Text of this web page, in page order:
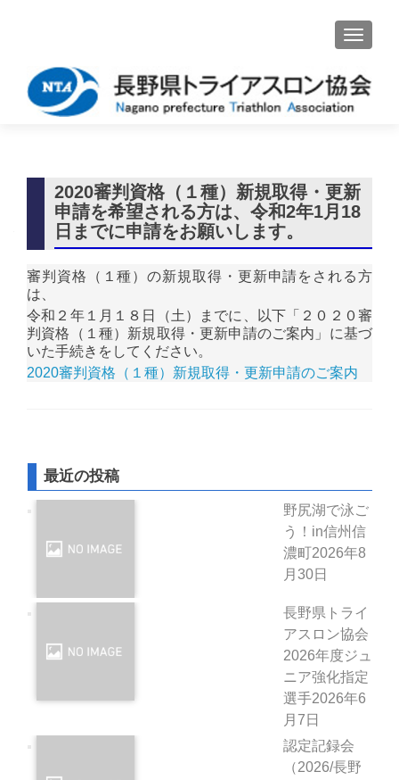
ナビゲ
2020審判資格（１種）新規取得・更新
申請を希望される方は、令和2年1月18
日までに申請をお願いします。
審判資格（１種）の新規取得・更新申請をされる方
は、
令和２年１月１８日（土）までに、以下「２０２０審
判資格（１種）新規取得・更新申請のご案内」に基づ
いた手続きをしてください。
2020審判資格（１種）新規取得・更新申請のご案内
最近の投稿
野尻湖で泳ご
う！in信州信
濃町 2026年8
月30日
長野県トライ
アスロン協会
2026年度ジュ
ニア強化指定
選手2026年6
月7日
認定記録会
（2026/長野